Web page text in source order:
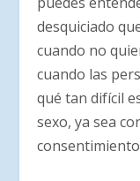
desquiciado
cuando no
cuando las
qué tan difícil
sexo, ya sea